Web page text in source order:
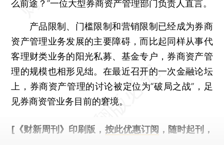
么前途？”一位大型券商资产管理部门负责人直言。
产品限制、门槛限制和营销限制已经成为券商
资产管理业务发展的主要障碍，而比起同样从事代
客理财类业务的阳光私募、基金专户，券商资产管
理的规模也相形见绌。在最近召开的一次金融论坛
上，券商资产管理的讨论被定位为“破局之战”，足
见券商资管业务目前的窘境。
[《财新周刊》印刷版， 按此优惠订阅 ，随时起刊，